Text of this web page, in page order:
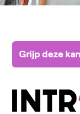
Grijp deze